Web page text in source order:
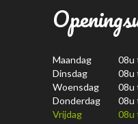
Maandag
Dinsdag
Woensdag
Donderdag
Vrijdag